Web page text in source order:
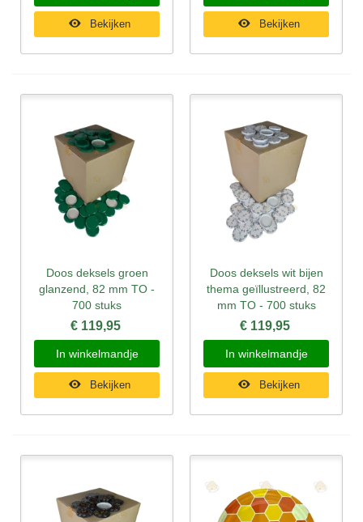
Bekijken Bekijken
Doos deksels groen
glanzend, 82 mm TO -
700 stuks
€ 119,95
In winkelmandje
Bekijken
Doos deksels wit bijen
thema geïllustreerd, 82
mm TO - 700 stuks
€ 119,95
In winkelmandje
Bekijken